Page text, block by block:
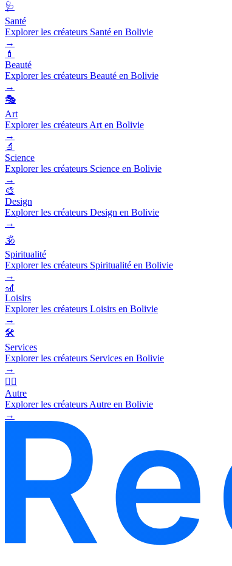
🩺
Santé
Explorer les créateurs Santé en Bolivie
→
💄
Beauté
Explorer les créateurs Beauté en Bolivie
→
🎭
Art
Explorer les créateurs Art en Bolivie
→
🔬
Science
Explorer les créateurs Science en Bolivie
→
🎨
Design
Explorer les créateurs Design en Bolivie
→
🕉️
Spiritualité
Explorer les créateurs Spiritualité en Bolivie
→
🎢
Loisirs
Explorer les créateurs Loisirs en Bolivie
→
🛠️
Services
Explorer les créateurs Services en Bolivie
→
🧜‍♂️
Autre
Explorer les créateurs Autre en Bolivie
→